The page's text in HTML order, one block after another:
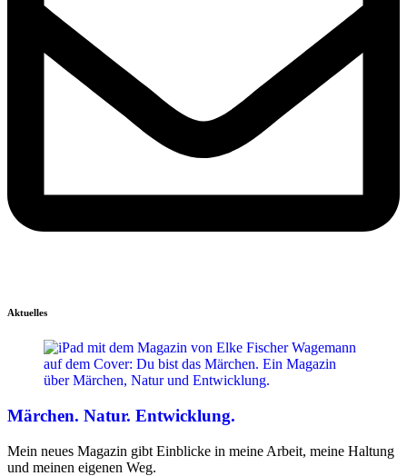
Aktuelles
Märchen. Natur. Entwicklung.
Mein neues Magazin gibt Einblicke in meine Arbeit, meine Haltung
und meinen eigenen Weg.